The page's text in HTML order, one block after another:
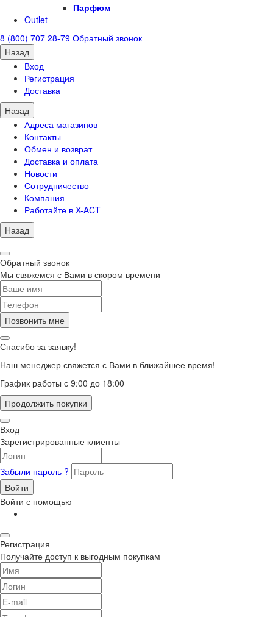
Парфюм
Outlet
8 (800) 707 28-79 Обратный звонок
Назад
Вход
Регистрация
Доставка
Назад
Адреса магазинов
Контакты
Обмен и возврат
Доставка и оплата
Новости
Сотрудничество
Компания
Работайте в X-ACT
Назад
Обратный звонок
Мы свяжемся с Вами в скором времени
Позвонить мне
Спасибо за заявку!
Наш менеджер свяжется с Вами в ближайшее время!
График работы с 9:00 до 18:00
Продолжить покупки
Вход
Зарегистрированные клиенты
Забыли пароль ?
Войти
Войти с помощью
Регистрация
Получайте доступ к выгодным покупкам